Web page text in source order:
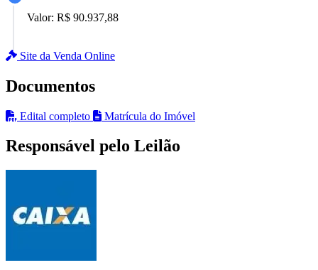
Valor: R$ 90.937,88
Site da Venda Online
Documentos
Edital completo Matrícula do Imóvel
Responsável pelo Leilão